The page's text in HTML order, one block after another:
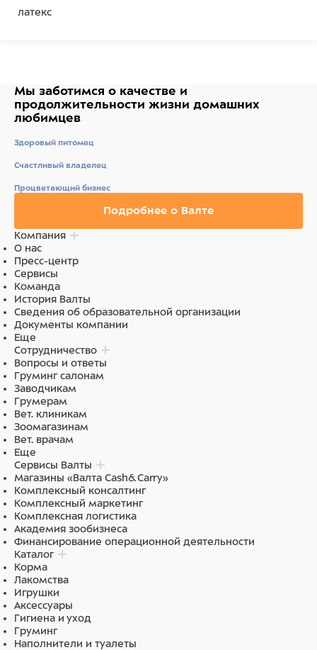
латекс
Мы заботимся о качестве и
продолжительности жизни домашних
любимцев
Здоровый питомец
Счастливый владелец
Процветающий бизнес
Подробнее о Валте
Компания
О нас
Пресс-центр
Сервисы
Команда
История Валты
Сведения об образовательной организации
Документы компании
Еще
Сотрудничество
Вопросы и ответы
Груминг салонам
Заводчикам
Грумерам
Вет. клиникам
Зоомагазинам
Вет. врачам
Еще
Сервисы Валты
Магазины «Валта Cash&Carry»
Комплексный консалтинг
Комплексный маркетинг
Комплексная логистика
Академия зообизнеса
Финансирование операционной деятельности
Каталог
Корма
Лакомства
Игрушки
Аксессуары
Гигиена и уход
Груминг
Наполнители и туалеты